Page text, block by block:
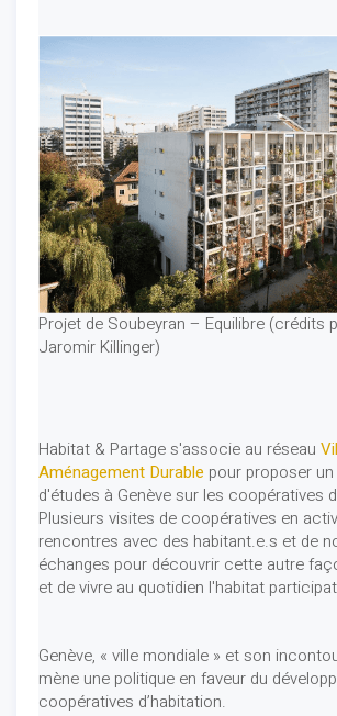
Projet de Soubeyran – Equilibre (crédits
Jaromir Killinger)
Habitat & Partage s'associe au réseau
Aménagement Durable pour proposer
d'études à Genève sur les coopératives
Plusieurs visites de coopératives en
rencontres avec des habitant.e.s et de
échanges pour découvrir cette autre
et de vivre au quotidien l'habitat
Genève, « ville mondiale » et son
mène une politique en faveur du
coopératives d’habitation.